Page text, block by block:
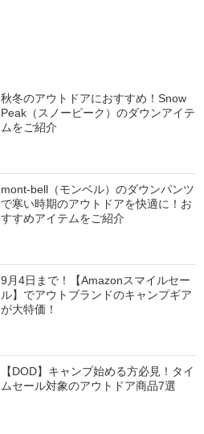
秋冬のアウトドアにおすすめ！Snow
Peak（スノーピーク）のダウンアイテ
ムをご紹介
mont-bell（モンベル）のダウンパンツ
で寒い時期のアウトドアを快適に！お
すすめアイテムをご紹介
9月4日まで！【Amazonスマイルセー
ル】でアウトブランドのキャンプギア
が大特価！
【DOD】キャンプ始める方必見！タイ
ムセール対象のアウトドア商品7選